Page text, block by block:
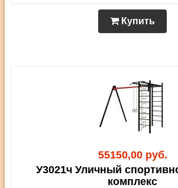
Купить
55150,00 руб.
У3021ч Уличный
комплекс